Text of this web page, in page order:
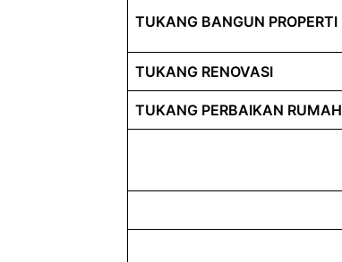
TUKANG BANGUN PROPERTI
TUKANG RENOVASI
TUKANG PERBAIKAN RUMAH